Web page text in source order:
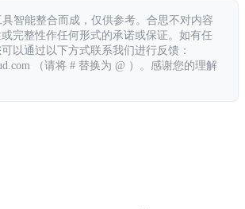
智能整合而成，仅供参考。合思不对内容
完整性作任何形式的承诺或保证。如有任
以通过以下方式联系我们进行反馈：
（请将 # 替换为 @ ）。感谢您的理解